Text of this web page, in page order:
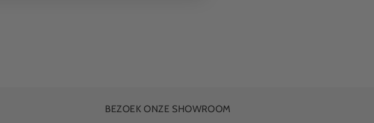
BEZOEK ONZE SHOWROOM